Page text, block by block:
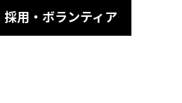
採用・ボランティア